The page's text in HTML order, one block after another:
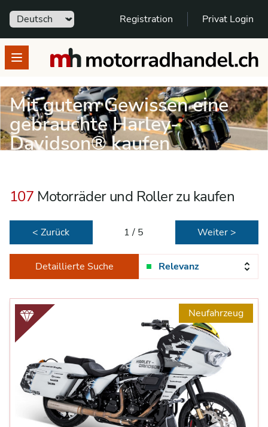
Sprache Registration Privat Login
Open menumotorradhandel.ch
Mit gutem Gewissen eine
gebrauchte Harley-
Davidson® kaufen
107 Motorräder und Roller zu kaufen
< Zurück 1 / 5 Weiter >
Detaillierte Suche Relevanz
Neufahrzeug